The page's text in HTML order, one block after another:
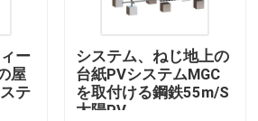
ー
屋
テ
システム、ねじ地上の
台紙PVシステムMGC
を取付ける鋼鉄55m/S
太陽PV